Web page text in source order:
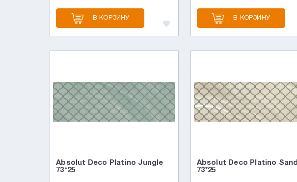
В КОРЗИНУ В КОРЗИНУ
Absolut Deco Platino Jungle
73*25
Absolut Deco Platino Sand
73*25